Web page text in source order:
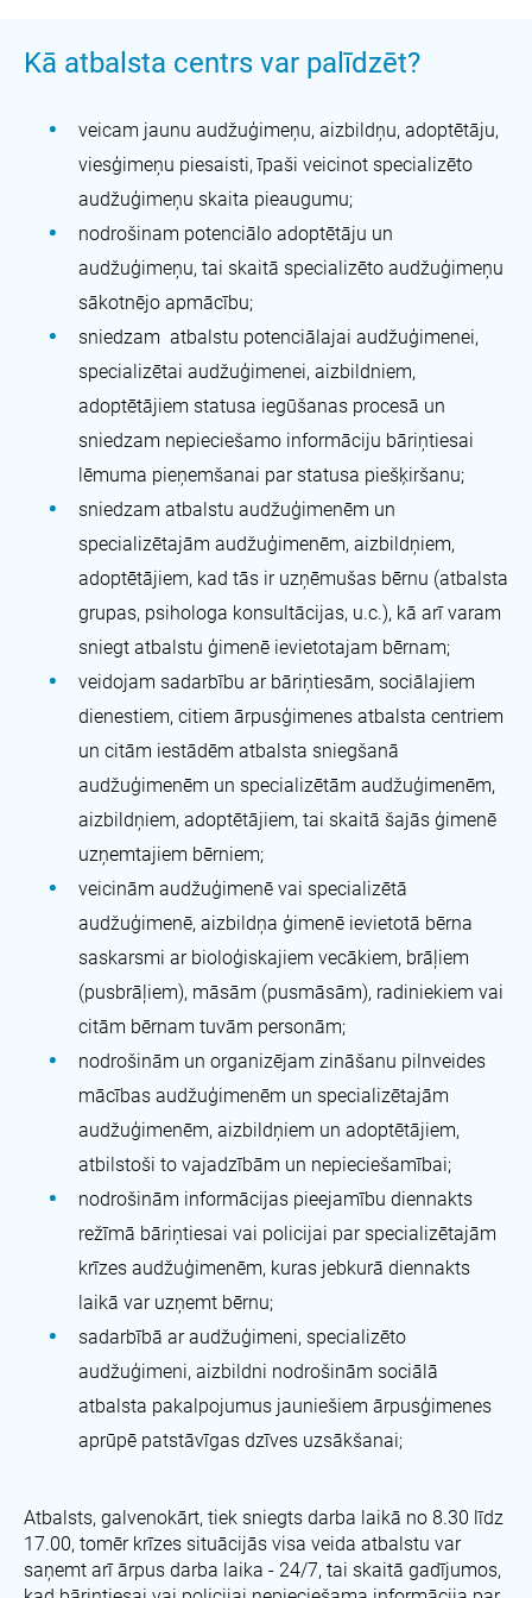
Kā atbalsta centrs var palīdzēt?
veicam jaunu audžuģimeņu, aizbildņu, adoptētāju,
viesģimeņu piesaisti, īpaši veicinot specializēto
audžuģimeņu skaita pieaugumu;
nodrošinam potenciālo adoptētāju un
audžuģimeņu, tai skaitā specializēto audžuģimeņu
sākotnējo apmācību;
sniedzam atbalstu potenciālajai audžuģimenei,
specializētai audžuģimenei, aizbildniem,
adoptētājiem statusa iegūšanas procesā un
sniedzam nepieciešamo informāciju bāriņtiesai
lēmuma pieņemšanai par statusa piešķiršanu;
sniedzam atbalstu audžuģimenēm un
specializētajām audžuģimenēm, aizbildņiem,
adoptētājiem, kad tās ir uzņēmušas bērnu (atbalsta
grupas, psihologa konsultācijas, u.c.), kā arī varam
sniegt atbalstu ģimenē ievietotajam bērnam;
veidojam sadarbību ar bāriņtiesām, sociālajiem
dienestiem, citiem ārpusģimenes atbalsta centriem
un citām iestādēm atbalsta sniegšanā
audžuģimenēm un specializētām audžuģimenēm,
aizbildņiem, adoptētājiem, tai skaitā šajās ģimenē
uzņemtajiem bērniem;
veicinām audžuģimenē vai specializētā
audžuģimenē, aizbildņa ģimenē ievietotā bērna
saskarsmi ar bioloģiskajiem vecākiem, brāļiem
(pusbrāļiem), māsām (pusmāsām), radiniekiem vai
citām bērnam tuvām personām;
nodrošinām un organizējam zināšanu pilnveides
mācības audžuģimenēm un specializētajām
audžuģimenēm, aizbildņiem un adoptētājiem,
atbilstoši to vajadzībām un nepieciešamībai;
nodrošinām informācijas pieejamību diennakts
režīmā bāriņtiesai vai policijai par specializētajām
krīzes audžuģimenēm, kuras jebkurā diennakts
laikā var uzņemt bērnu;
sadarbībā ar audžuģimeni, specializēto
audžuģimeni, aizbildni nodrošinām sociālā
atbalsta pakalpojumus jauniešiem ārpusģimenes
aprūpē patstāvīgas dzīves uzsākšanai;
Atbalsts, galvenokārt, tiek sniegts darba laikā no 8.30 līdz
17.00, tomēr krīzes situācijās visa veida atbalstu var
saņemt arī ārpus darba laika - 24/7, tai skaitā gadījumos,